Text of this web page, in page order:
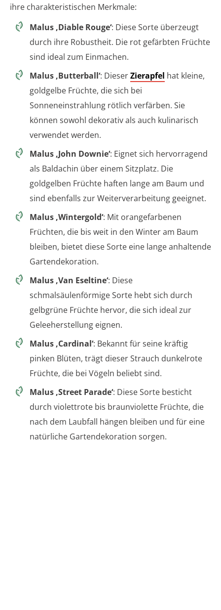
ihre charakteristischen Merkmale:
Malus ‚Diable Rouge‘: Diese Sorte überzeugt
durch ihre Robustheit. Die rot gefärbten Früchte
sind ideal zum Einmachen.
Malus ‚Butterball‘: DieserZierapfel hat kleine,
goldgelbe Früchte, die sich bei
Sonneneinstrahlung rötlich verfärben. Sie
können sowohl dekorativ als auch kulinarisch
verwendet werden.
Malus ‚John Downie‘: Eignet sich hervorragend
als Baldachin über einem Sitzplatz. Die
goldgelben Früchte haften lange am Baum und
sind ebenfalls zur Weiterverarbeitung geeignet.
Malus ‚Wintergold‘: Mit orangefarbenen
Früchten, die bis weit in den Winter am Baum
bleiben, bietet diese Sorte eine lange anhaltende
Gartendekoration.
Malus ‚Van Eseltine‘: Diese
schmalsäulenförmige Sorte hebt sich durch
gelbgrüne Früchte hervor, die sich ideal zur
Geleeherstellung eignen.
Malus ‚Cardinal‘: Bekannt für seine kräftig
pinken Blüten, trägt dieser Strauch dunkelrote
Früchte, die bei Vögeln beliebt sind.
Malus ‚Street Parade‘: Diese Sorte besticht
durch violettrote bis braunviolette Früchte, die
nach dem Laubfall hängen bleiben und für eine
natürliche Gartendekoration sorgen.